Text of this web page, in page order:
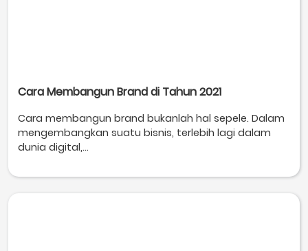
Cara Membangun Brand di Tahun 2021
Cara membangun brand bukanlah hal sepele. Dalam
mengembangkan suatu bisnis, terlebih lagi dalam
dunia digital,...